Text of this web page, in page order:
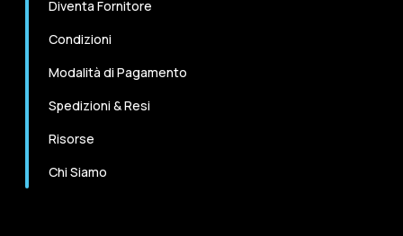
Diventa Fornitore
Condizioni
Modalità di Pagamento
Spedizioni & Resi
Risorse
Chi Siamo